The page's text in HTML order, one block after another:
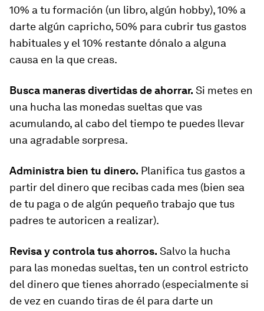
10% a tu formación (un libro, algún hobby), 10% a
darte algún capricho, 50% para cubrir tus gastos
habituales y el 10% restante dónalo a alguna
causa en la que creas.
Busca maneras divertidas de ahorrar. Si metes en
una hucha las monedas sueltas que vas
acumulando, al cabo del tiempo te puedes llevar
una agradable sorpresa.
Administra bien tu dinero. Planifica tus gastos a
partir del dinero que recibas cada mes (bien sea
de tu paga o de algún pequeño trabajo que tus
padres te autoricen a realizar).
Revisa y controla tus ahorros. Salvo la hucha
para las monedas sueltas, ten un control estricto
del dinero que tienes ahorrado (especialmente si
de vez en cuando tiras de él para darte un